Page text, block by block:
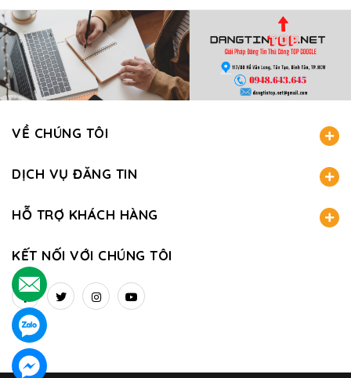
VỀ CHÚNG TÔI
DỊCH VỤ ĐĂNG TIN
HỖ TRỢ KHÁCH HÀNG
KẾT NỐI VỚI CHÚNG TÔI
.
.
.